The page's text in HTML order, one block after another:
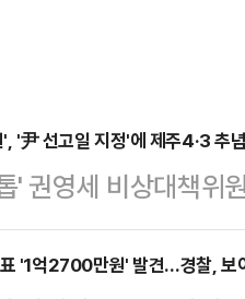
'尹 선고일 지정'에 제주4·3 추
' 권영세 비상대책위
기일 지정 관계로 제
의 윤 대통령 탄핵심
'1억2700만원' 발견…경찰, 보